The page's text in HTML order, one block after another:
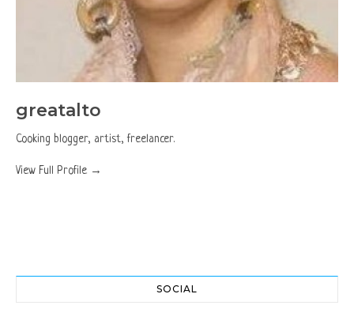
greatalto
Cooking blogger, artist, freelancer.
View Full Profile →
SOCIAL